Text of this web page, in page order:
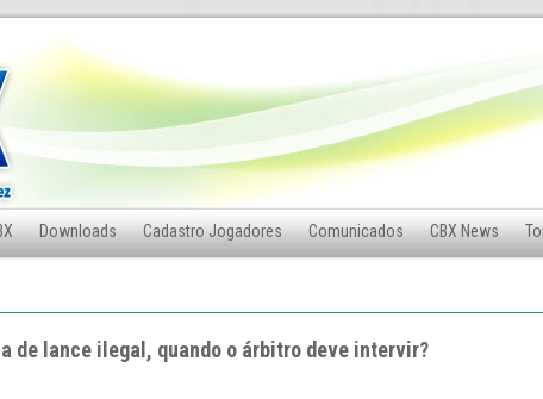
Downloads Cadastro Jogadores Comunicados CBX News
de lance ilegal, quando o árbitro deve intervir?